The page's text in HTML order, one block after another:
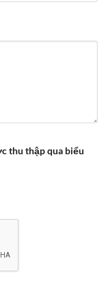
thu thập qua biểu